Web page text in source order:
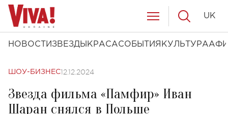
НОВОСТИ ЗВЕЗДЫ КРАСАСОБЫТИЯ КУЛЬТУРА
UK
ШОУ-БИЗНЕС12.12.2024
Звезда фильма «Памфир» Иван
Шаран снялся в Польше